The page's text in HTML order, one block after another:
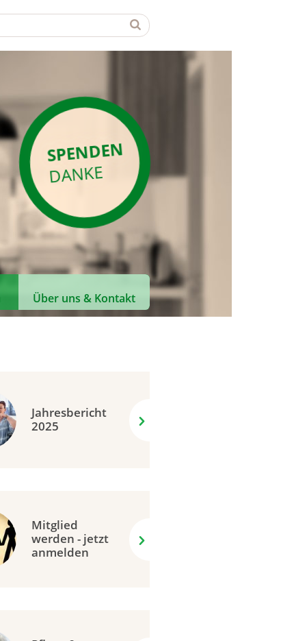
SPENDEN
DANKE
Über uns & Kontakt
Jahresbericht
2025
Mitglied
werden - jetzt
anmelden